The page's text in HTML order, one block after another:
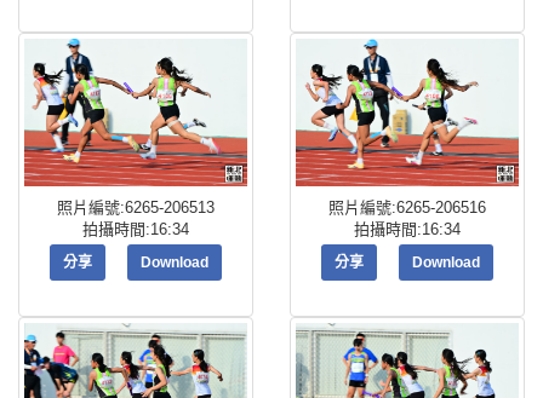
照片編號:6265-206513
拍攝時間:16:34
分享 Download
照片編號:6265-206516
拍攝時間:16:34
分享 Download